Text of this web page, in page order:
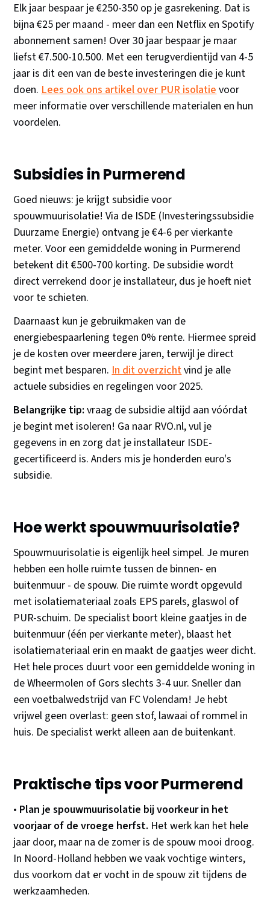
Elk jaar bespaar je €250-350 op je gasrekening. Dat is
bijna €25 per maand - meer dan een Netflix en Spotify
abonnement samen! Over 30 jaar bespaar je maar
liefst €7.500-10.500. Met een terugverdientijd van 4-5
jaar is dit een van de beste investeringen die je kunt
doen.Lees ook ons artikel over PUR isolatievoor
meer informatie over verschillende materialen en hun
voordelen.
Subsidies in Purmerend
Goed nieuws: je krijgt subsidie voor
spouwmuurisolatie! Via de ISDE (Investeringssubsidie
Duurzame Energie) ontvang je €4-6 per vierkante
meter. Voor een gemiddelde woning in Purmerend
betekent dit €500-700 korting. De subsidie wordt
direct verrekend door je installateur, dus je hoeft niet
voor te schieten.
Daarnaast kun je gebruikmaken van de
energiebespaarlening tegen 0% rente. Hiermee spreid
je de kosten over meerdere jaren, terwijl je direct
begint met besparen.In dit overzichtvind je alle
actuele subsidies en regelingen voor 2025.
Belangrijke tip: vraag de subsidie altijd aan vóórdat
je begint met isoleren! Ga naar RVO.nl, vul je
gegevens in en zorg dat je installateur ISDE-
gecertificeerd is. Anders mis je honderden euro's
subsidie.
Hoe werkt spouwmuurisolatie?
Spouwmuurisolatie is eigenlijk heel simpel. Je muren
hebben een holle ruimte tussen de binnen- en
buitenmuur - de spouw. Die ruimte wordt opgevuld
met isolatiemateriaal zoals EPS parels, glaswol of
PUR-schuim. De specialist boort kleine gaatjes in de
buitenmuur (één per vierkante meter), blaast het
isolatiemateriaal erin en maakt de gaatjes weer dicht.
Het hele proces duurt voor een gemiddelde woning in
de Wheermolen of Gors slechts 3-4 uur. Sneller dan
een voetbalwedstrijd van FC Volendam! Je hebt
vrijwel geen overlast: geen stof, lawaai of rommel in
huis. De specialist werkt alleen aan de buitenkant.
Praktische tips voor Purmerend
• Plan je spouwmuurisolatie bij voorkeur in het
voorjaar of de vroege herfst. Het werk kan het hele
jaar door, maar na de zomer is de spouw mooi droog.
In Noord-Holland hebben we vaak vochtige winters,
dus voorkom dat er vocht in de spouw zit tijdens de
werkzaamheden.